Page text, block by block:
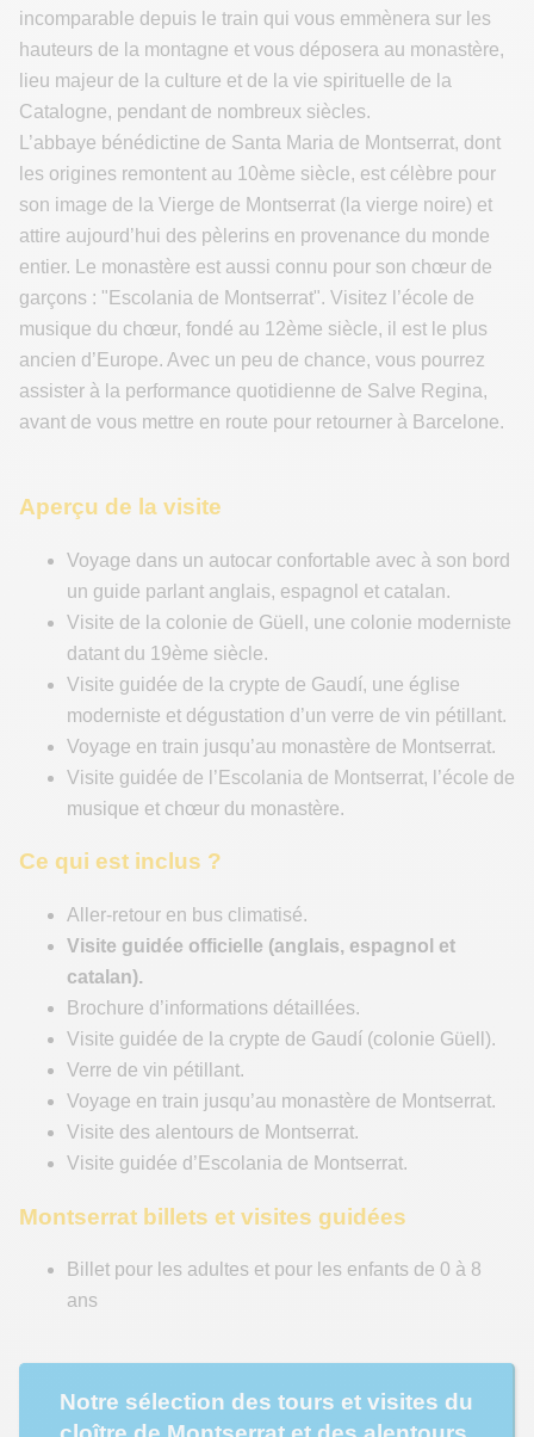
incomparable depuis le train qui vous emmènera sur les
hauteurs de la montagne et vous déposera au monastère,
lieu majeur de la culture et de la vie spirituelle de la
Catalogne, pendant de nombreux siècles.
L’abbaye bénédictine de Santa Maria de Montserrat, dont
les origines remontent au 10ème siècle, est célèbre pour
son image de la Vierge de Montserrat (la vierge noire) et
attire aujourd’hui des pèlerins en provenance du monde
entier. Le monastère est aussi connu pour son chœur de
garçons : "Escolania de Montserrat". Visitez l’école de
musique du chœur, fondé au 12ème siècle, il est le plus
ancien d’Europe. Avec un peu de chance, vous pourrez
assister à la performance quotidienne de Salve Regina,
avant de vous mettre en route pour retourner à Barcelone.
Aperçu de la visite
Voyage dans un autocar confortable avec à son bord
un guide parlant anglais, espagnol et catalan.
Visite de la colonie de Güell, une colonie moderniste
datant du 19ème siècle.
Visite guidée de la crypte de Gaudí, une église
moderniste et dégustation d’un verre de vin pétillant.
Voyage en train jusqu’au monastère de Montserrat.
Visite guidée de l’Escolania de Montserrat, l’école de
musique et chœur du monastère.
Ce qui est inclus ?
Aller-retour en bus climatisé.
Visite guidée officielle (anglais, espagnol et
catalan).
Brochure d’informations détaillées.
Visite guidée de la crypte de Gaudí (colonie Güell).
Verre de vin pétillant.
Voyage en train jusqu’au monastère de Montserrat.
Visite des alentours de Montserrat.
Visite guidée d’Escolania de Montserrat.
Montserrat billets et visites guidées
Billet pour les adultes et pour les enfants de 0 à 8
ans
Notre sélection des tours et visites du